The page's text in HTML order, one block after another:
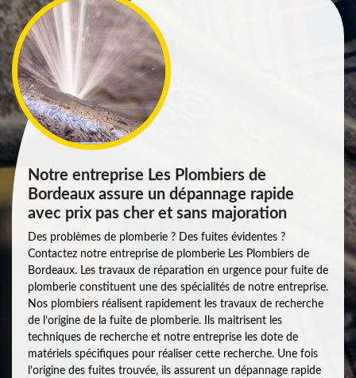
Notre entreprise Les Plombiers de
Bordeaux assure un dépannage rapide
avec prix pas cher et sans majoration
Des problèmes de plomberie ? Des fuites évidentes ?
Contactez notre entreprise de plomberie Les Plombiers de
Bordeaux. Les travaux de réparation en urgence pour fuite de
plomberie constituent une des spécialités de notre entreprise.
Nos plombiers réalisent rapidement les travaux de recherche
de l’origine de la fuite de plomberie. Ils maitrisent les
techniques de recherche et notre entreprise les dote de
matériels spécifiques pour réaliser cette recherche. Une fois
l’origine des fuites trouvée, ils assurent un dépannage rapide